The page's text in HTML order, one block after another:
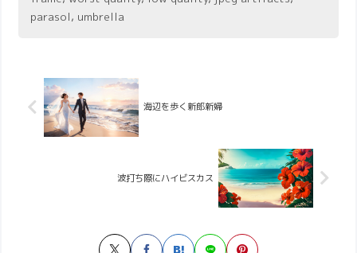
parasol, umbrella
海辺を歩く新郎新婦
波打ち際にハイビスカス